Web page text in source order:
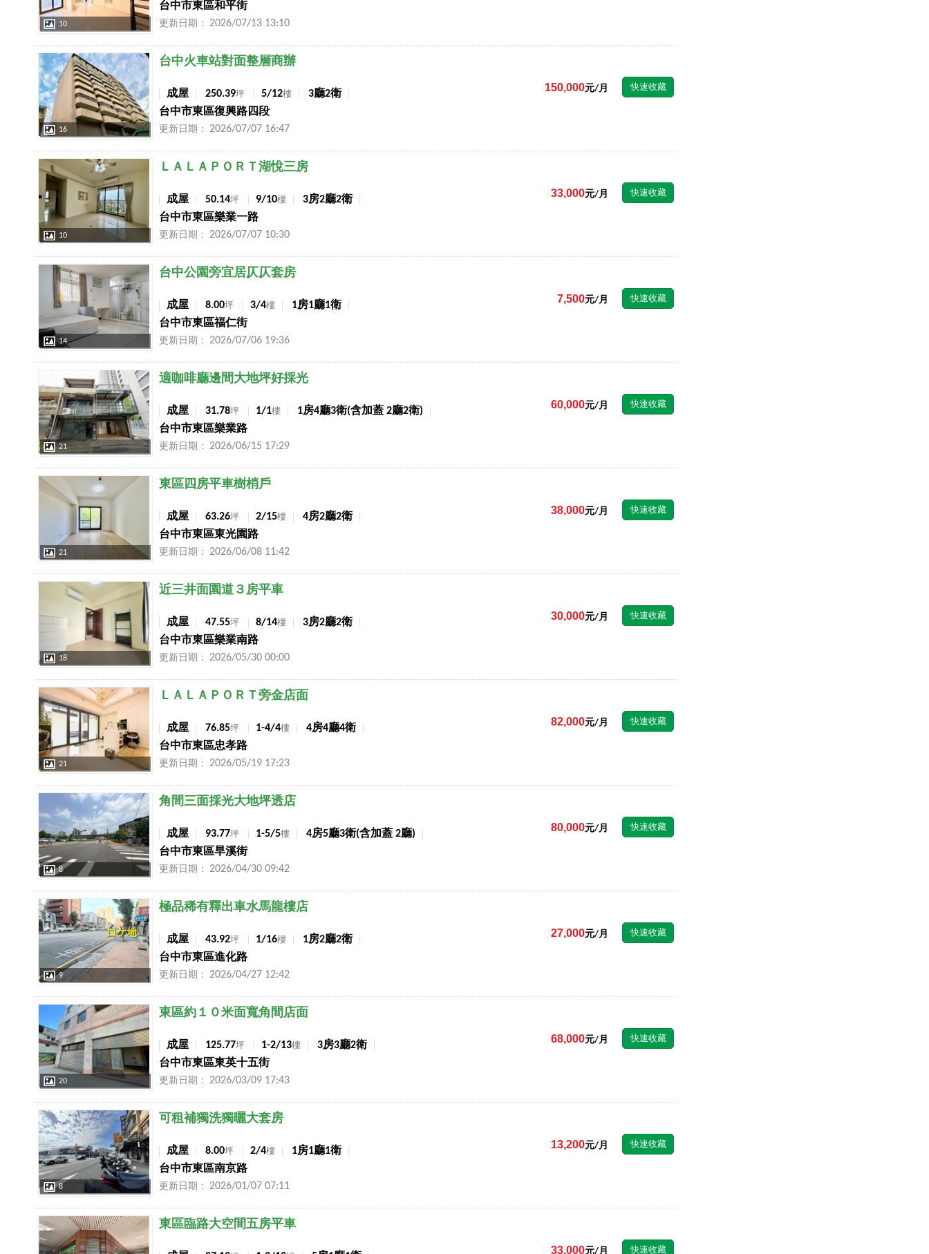
10
台中市東區和平街
更新日期： 2026/07/13 13:10
店長推薦
16
台中火車站對面整層商辦
成屋 250.39坪 5/12樓
3廳2衛
台中市東區復興路四段
更新日期： 2026/07/07 16:47
150,000元/月 快速收藏
店長推薦
10
ＬＡＬＡＰＯＲＴ湖悅三房
成屋 50.14坪 9/10樓
3房2廳2衛
台中市東區樂業一路
更新日期： 2026/07/07 10:30
33,000元/月 快速收藏
店長推薦
14
台中公園旁宜居仄仄套房
成屋 8.00坪 3/4樓
1房1廳1衛
台中市東區福仁街
更新日期： 2026/07/06 19:36
7,500元/月 快速收藏
店長推薦
21
適咖啡廳邊間大地坪好採光
成屋 31.78坪 1/1樓
1房4廳3衛(含加蓋 2廳2衛)
台中市東區樂業路
更新日期： 2026/06/15 17:29
60,000元/月 快速收藏
店長推薦
21
東區四房平車樹梢戶
成屋 63.26坪 2/15樓
4房2廳2衛
台中市東區東光園路
更新日期： 2026/06/08 11:42
38,000元/月 快速收藏
店長推薦
18
近三井面園道３房平車
成屋 47.55坪 8/14樓
3房2廳2衛
台中市東區樂業南路
更新日期： 2026/05/30 00:00
30,000元/月 快速收藏
店長推薦
21
ＬＡＬＡＰＯＲＴ旁金店面
成屋 76.85坪 1-4/4樓
4房4廳4衛
台中市東區忠孝路
更新日期： 2026/05/19 17:23
82,000元/月 快速收藏
店長推薦
8
角間三面採光大地坪透店
成屋 93.77坪 1-5/5樓
4房5廳3衛(含加蓋 2廳)
台中市東區旱溪街
更新日期： 2026/04/30 09:42
80,000元/月 快速收藏
店長推薦
9
極品稀有釋出車水馬龍樓店
成屋 43.92坪 1/16樓
1房2廳2衛
台中市東區進化路
更新日期： 2026/04/27 12:42
27,000元/月 快速收藏
店長推薦
20
東區約１０米面寬角間店面
成屋 125.77坪 1-2/13樓
3房3廳2衛
台中市東區東英十五街
更新日期： 2026/03/09 17:43
68,000元/月 快速收藏
店長推薦
8
可租補獨洗獨曬大套房
成屋 8.00坪 2/4樓
1房1廳1衛
台中市東區南京路
更新日期： 2026/01/07 07:11
13,200元/月 快速收藏
店長推薦 東區臨路大空間五房平車
33,000元/月 快速收藏